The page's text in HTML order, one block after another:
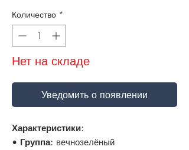
Количество *
Нет на складе
Уведомить о появлении
Характеристики:
• Группа: вечнозелёный